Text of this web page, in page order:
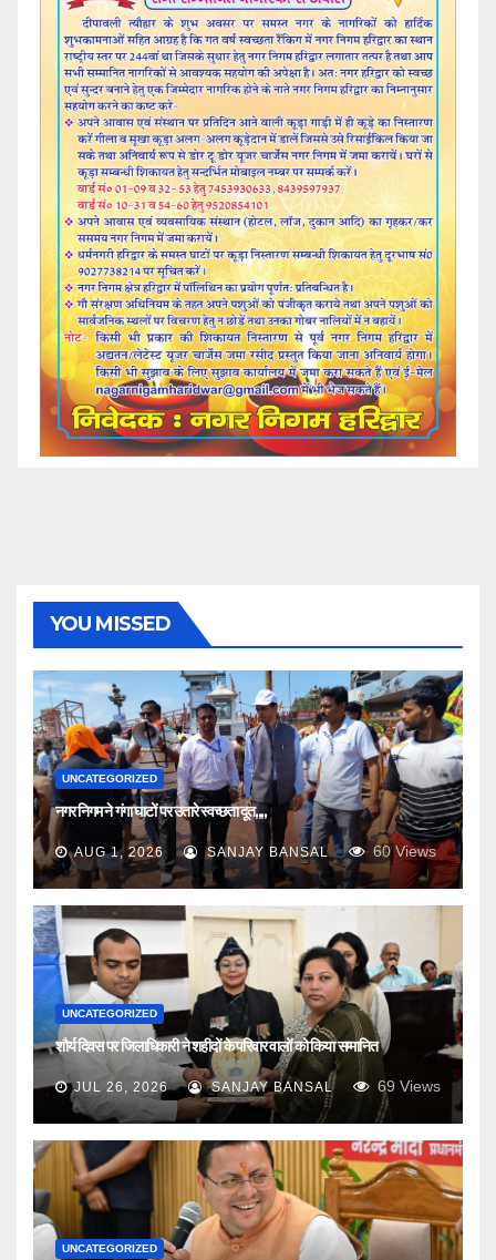
YOU MISSED
UNCATEGORIZED
नगर निगम ने गंगा घाटों पर उतारे स्वच्छता दूत,,,,
AUG 1, 2026 SANJAY BANSAL 60Views
UNCATEGORIZED
शौर्य दिवस पर जिलाधिकारी ने शहीदों के परिवार वालों को किया सम्मानित
JUL 26, 2026 SANJAY BANSAL 69 Views
UNCATEGORIZED